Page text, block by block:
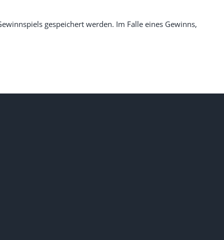
gespeichert werden. Im Falle eines Gewinns,